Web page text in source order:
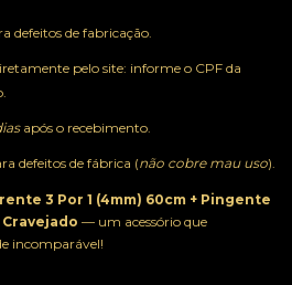
defeitos de fabricação.
pelo site: informe o CPF da
após o recebimento.
defeitos de fábrica (não cobre mau uso).
3 Por 1 (4mm) 60cm + Pingente
— um acessório que
incomparável!